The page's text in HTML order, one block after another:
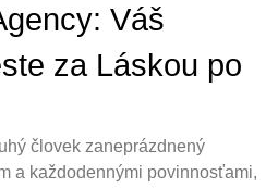
Váš
za Láskou po
človek zaneprázdnený
a každodennými povinnosťami,